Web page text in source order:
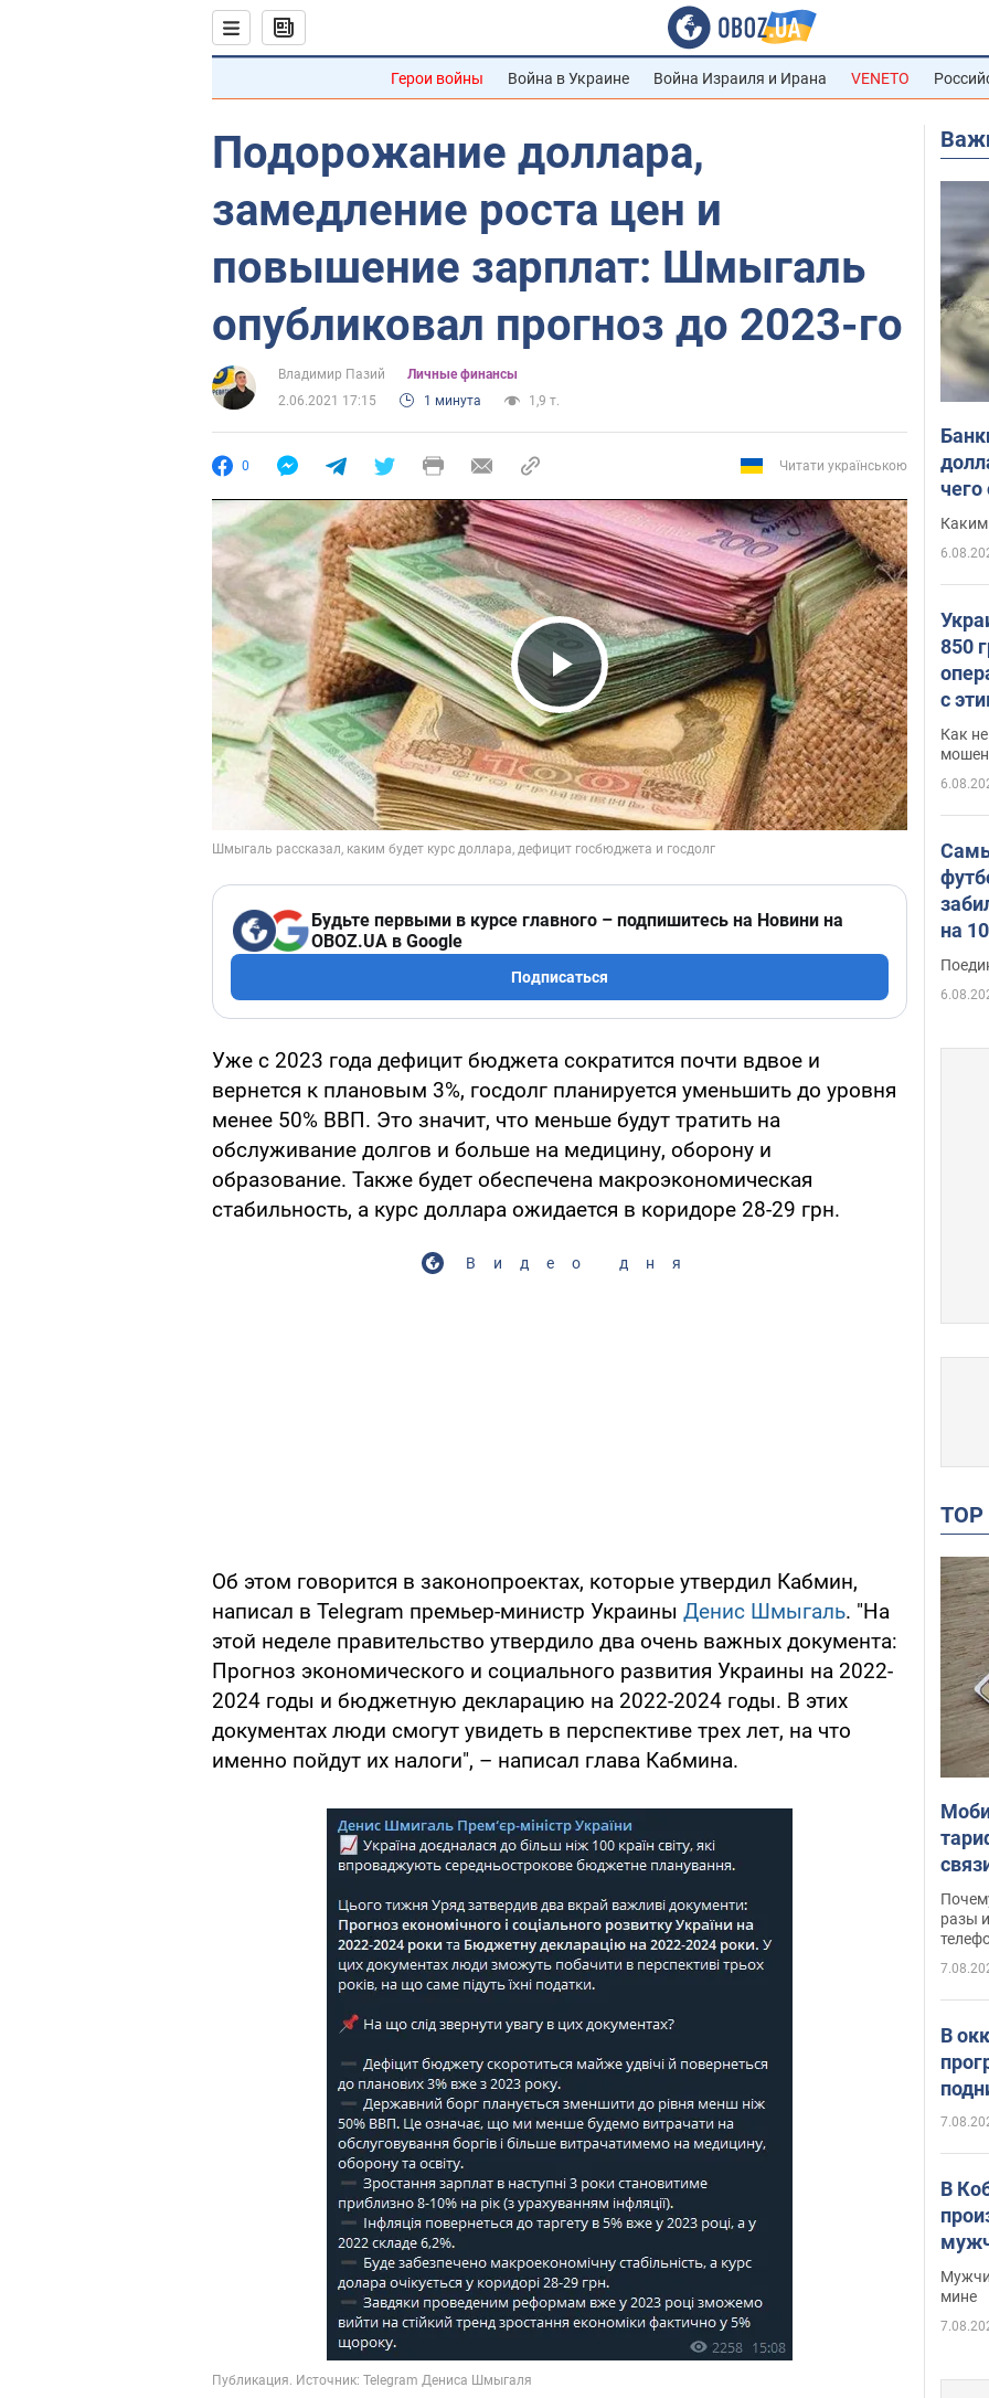
Герои войны Война в Украине Война Израиля и Ирана VENETO
Подорожание доллара,
замедление роста цен и
повышение зарплат: Шмыгаль
опубликовал прогноз до 2023-го
Владимир Пазий
Личные финансы
2.06.2021 17:15
1 минута 1,9 т.
0 Читати українською
Play Video
Будьте первыми в курсе главного – подпишитесь на Новини на
OBOZ.UA в Google
Подписаться
Уже с 2023 года дефицит бюджета сократится почти вдвое и
вернется к плановым 3%, госдолг планируется уменьшить до уровня
менее 50% ВВП. Это значит, что меньше будут тратить на
обслуживание долгов и больше на медицину, оборону и
образование. Также будет обеспечена макроэкономическая
стабильность, а курс доллара ожидается в коридоре 28-29 грн.
Видео дня
Об этом говорится в законопроектах, которые утвердил Кабмин,
написал в Telegram премьер-министр Украины Денис Шмыгаль. "На
этой неделе правительство утвердило два очень важных документа:
Прогноз экономического и социального развития Украины на 2022-
2024 годы и бюджетную декларацию на 2022-2024 годы. В этих
документах люди смогут увидеть в перспективе трех лет, на что
именно пойдут их налоги", – написал глава Кабмина.
Каким
850
с
Как
на
разы
В
В
мине